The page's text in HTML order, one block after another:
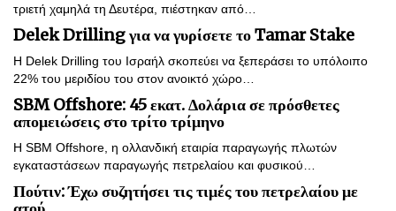
τριετή χαμηλά τη Δευτέρα, πιέστηκαν από…
Delek Drilling για να γυρίσετε το Tamar Stake
Η Delek Drilling του Ισραήλ σκοπεύει να ξεπεράσει το υπόλοιπο
22% του μεριδίου του στον ανοικτό χώρο…
SBM Offshore: 45 εκατ. Δολάρια σε πρόσθετες
απομειώσεις στο τρίτο τρίμηνο
Η SBM Offshore, η ολλανδική εταιρία παραγωγής πλωτών
εγκαταστάσεων παραγωγής πετρελαίου και φυσικού…
Πούτιν: Έχω συζητήσει τις τιμές του πετρελαίου με